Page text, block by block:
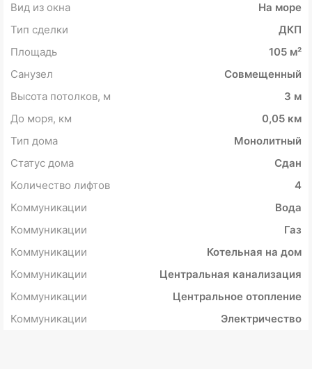
Вид из окна
На море
Тип сделки
ДКП
Площадь
105 м²
Санузел
Совмещенный
Высота потолков, м
3 м
До моря, км
0,05 км
Тип дома
Монолитный
Статус дома
Сдан
Количество лифтов
4
Коммуникации
Вода
Коммуникации
Газ
Коммуникации
Котельная на дом
Коммуникации
Центральная канализация
Коммуникации
Центральное отопление
Коммуникации
Электричество